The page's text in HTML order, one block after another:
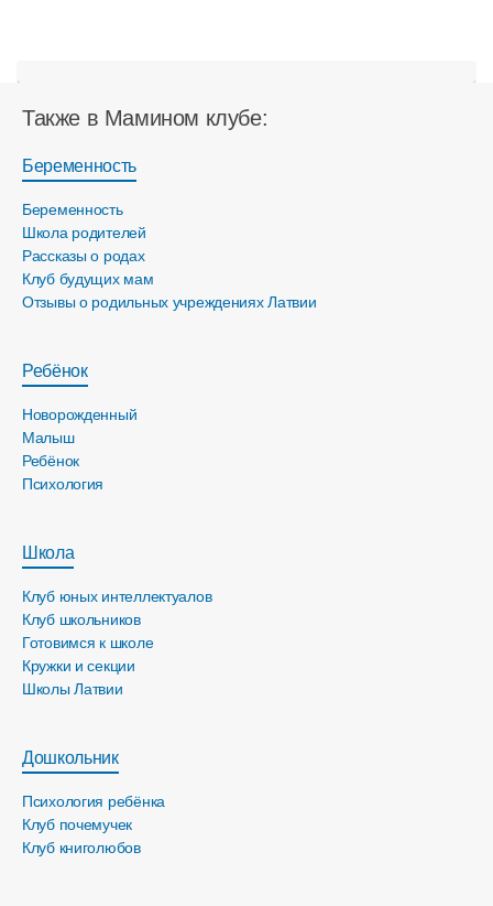
Также в Мамином клубе:
Беременность
Беременность
Школа родителей
Рассказы о родах
Клуб будущих мам
Отзывы о родильных учреждениях Латвии
Ребёнок
Новорожденный
Малыш
Ребёнок
Психология
Школа
Клуб юных интеллектуалов
Клуб школьников
Готовимся к школе
Кружки и секции
Школы Латвии
Дошкольник
Психология ребёнка
Клуб почемучек
Клуб книголюбов